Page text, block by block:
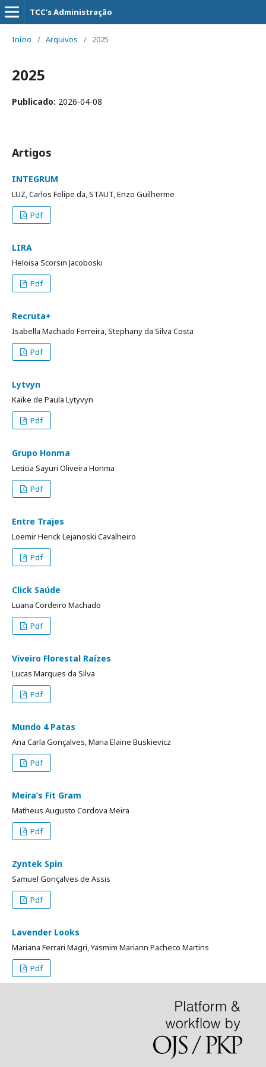
TCC's Administração
Início / Arquivos / 2025
2025
Publicado: 2026-04-08
Artigos
INTEGRUM
LUZ, Carlos Felipe da, STAUT, Enzo Guilherme
Pdf
LIRA
Heloisa Scorsin Jacoboski
Pdf
Recruta+
Isabella Machado Ferreira, Stephany da Silva Costa
Pdf
Lytvyn
Kaike de Paula Lytyvyn
Pdf
Grupo Honma
Leticia Sayuri Oliveira Honma
Pdf
Entre Trajes
Loemir Herick Lejanoski Cavalheiro
Pdf
Click Saúde
Luana Cordeiro Machado
Pdf
Viveiro Florestal Raízes
Lucas Marques da Silva
Pdf
Mundo 4 Patas
Ana Carla Gonçalves, Maria Elaine Buskievicz
Pdf
Meira’s Fit Gram
Matheus Augusto Cordova Meira
Pdf
Zyntek Spin
Samuel Gonçalves de Assis
Pdf
Lavender Looks
Mariana Ferrari Magri, Yasmim Mariann Pacheco Martins
Pdf